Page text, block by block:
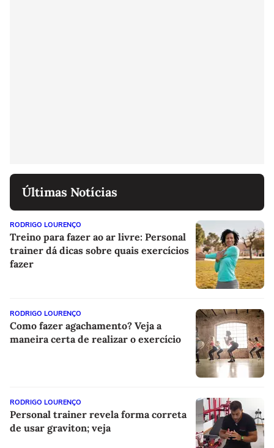
Últimas Notícias
RODRIGO LOURENÇO
Treino para fazer ao ar livre: Personal
trainer dá dicas sobre quais exercícios
fazer
RODRIGO LOURENÇO
Como fazer agachamento? Veja a
maneira certa de realizar o exercício
RODRIGO LOURENÇO
Personal trainer revela forma correta
de usar graviton; veja